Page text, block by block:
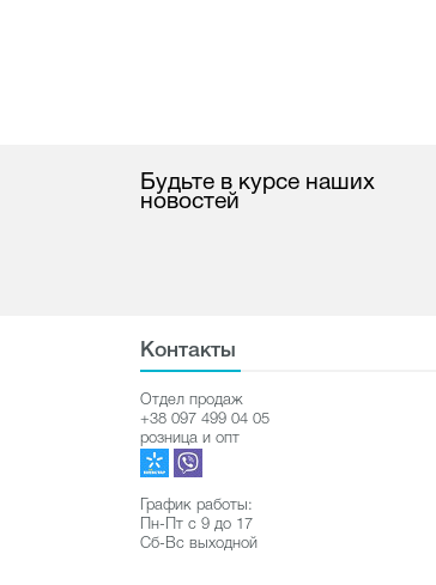
Будьте в курсе наших
новостей
Контакты
Отдел продаж
+38 097 499 04 05
розница и опт
График работы:
Пн-Пт с 9 до 17
Сб-Вс выходной